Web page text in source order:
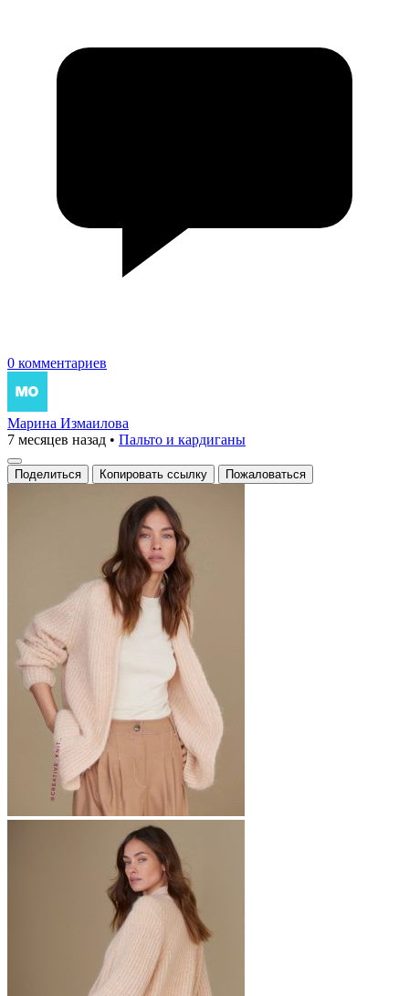
0 комментариев
Марина Измаилова
7 месяцев назад • Пальто и кардиганы
Поделиться Копировать ссылку Пожаловаться